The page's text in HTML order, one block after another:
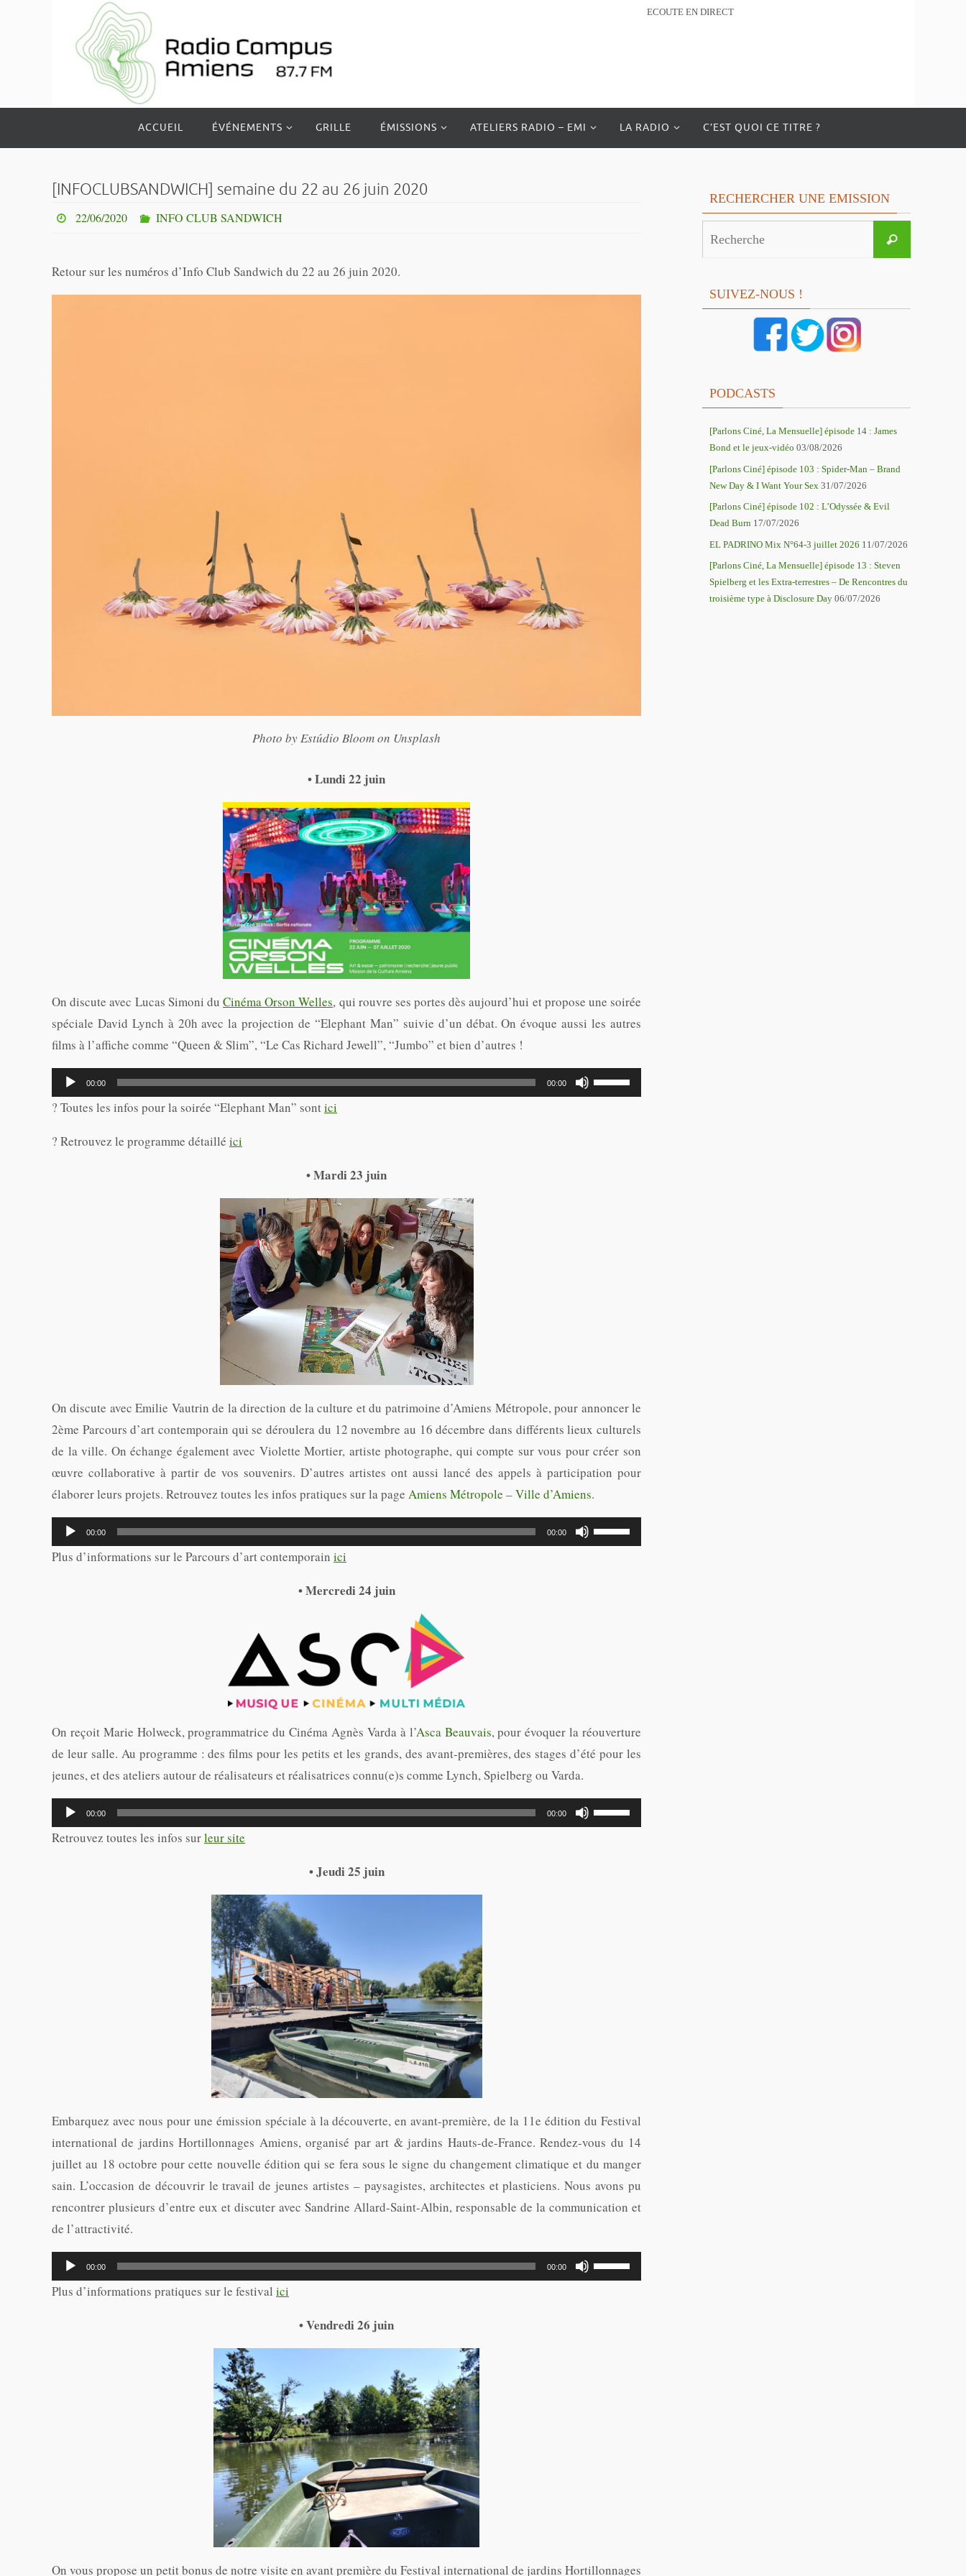
ECOUTE EN DIRECT
le
ACCUEIL ÉVÉNEMENTS GRILLE ÉMISSIONS ATELIERS RADIO – EMI LA RADIO C’EST QUOI CE TITRE ?
[INFOCLUBSANDWICH] semaine du 22 au 26 juin 2020
22/06/2020 INFO CLUB SANDWICH
Retour sur les numéros d’Info Club Sandwich du 22 au 26 juin 2020.
Photo by Estúdio Bloom on Unsplash
• Lundi 22 juin
On discute avec Lucas Simoni du Cinéma Orson Welles, qui rouvre ses portes dès aujourd’hui et propose une soirée
spéciale David Lynch à 20h avec la projection de “Elephant Man” suivie d’un débat. On évoque aussi les autres
films à l’affiche comme “Queen & Slim”, “Le Cas Richard Jewell”, “Jumbo” et bien d’autres !
Lecteur
audio
00:00 00:00
Utilisez
les
? Toutes les infos pour la soirée “Elephant Man” sontici
? Retrouvez le programme détaillé ici
• Mardi 23 juin
On discute avec Emilie Vautrin de la direction de la culture et du patrimoine d’Amiens Métropole, pour annoncer le
2ème Parcours d’art contemporain qui se déroulera du 12 novembre au 16 décembre dans différents lieux culturels
de la ville. On échange également avec Violette Mortier, artiste photographe, qui compte sur vous pour créer son
œuvre collaborative à partir de vos souvenirs. D’autres artistes ont aussi lancé des appels à participation pour
élaborer leurs projets. Retrouvez toutes les infos pratiques sur la page Amiens Métropole – Ville d’Amiens.
Lecteur
audio
00:00 00:00
Utilisez
les
Plus d’informations sur le Parcours d’art contemporain ici
• Mercredi 24 juin
On reçoit Marie Holweck, programmatrice du Cinéma Agnès Varda à l’Asca Beauvais, pour évoquer la réouverture
de leur salle. Au programme : des films pour les petits et les grands, des avant-premières, des stages d’été pour les
jeunes, et des ateliers autour de réalisateurs et réalisatrices connu(e)s comme Lynch, Spielberg ou Varda.
Lecteur
audio
00:00 00:00
Utilisez
les
Retrouvez toutes les infos surleur site
• Jeudi 25 juin
Embarquez avec nous pour une émission spéciale à la découverte, en avant-première, de la 11e édition du Festival
international de jardins Hortillonnages Amiens, organisé par art & jardins Hauts-de-France. Rendez-vous du 14
juillet au 18 octobre pour cette nouvelle édition qui se fera sous le signe du changement climatique et du manger
sain. L’occasion de découvrir le travail de jeunes artistes – paysagistes, architectes et plasticiens. Nous avons pu
rencontrer plusieurs d’entre eux et discuter avec Sandrine Allard-Saint-Albin, responsable de la communication et
de l’attractivité.
Lecteur
audio
00:00 00:00
Utilisez
les
Plus d’informations pratiques sur le festival ici
• Vendredi 26 juin
On vous propose un petit bonus de notre visite en avant première du Festival international de jardins Hortillonnages
RECHERCHER UNE EMISSION
Recherche
SUIVEZ-NOUS !
PODCASTS
[Parlons Ciné, La Mensuelle] épisode 14 : James
Bond et le jeux-vidéo 03/08/2026
[Parlons Ciné] épisode 103 : Spider-Man – Brand
New Day & I Want Your Sex 31/07/2026
[Parlons Ciné] épisode 102 : L’Odyssée & Evil
Dead Burn 17/07/2026
EL PADRINO Mix N°64-3 juillet 2026 11/07/2026
[Parlons Ciné, La Mensuelle] épisode 13 : Steven
Spielberg et les Extra-terrestres – De Rencontres du
troisième type à Disclosure Day 06/07/2026